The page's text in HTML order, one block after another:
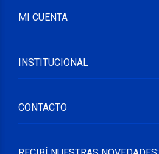
MI CUENTA
INSTITUCIONAL
CONTACTO